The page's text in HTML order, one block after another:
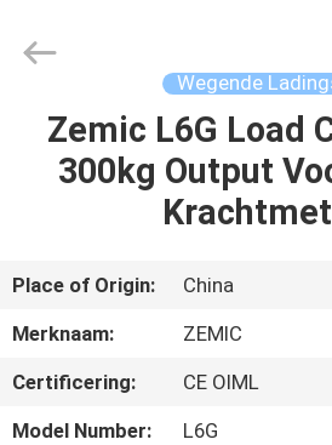
HUIS
PRODUCTEN
VIDEO'S
ONS
Rights
Wegende
Zemic L6G Load
300kg Output
Place of Origin:
China
Merknaam:
ZEMIC
Certificering:
CE OIML
Model Number:
L6G